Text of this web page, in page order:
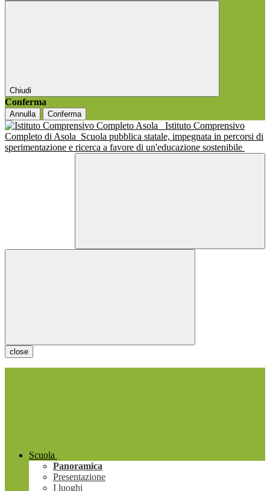
Chiudi
Conferma
Annulla Conferma
Istituto Comprensivo
Completo di Asola Scuola pubblica statale, impegnata in percorsi di
sperimentazione e ricerca a favore di un'educazione sostenibile
close
Scuola
Panoramica
Presentazione
I luoghi